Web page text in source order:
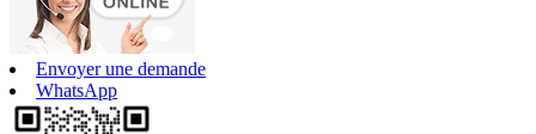
Envoyer une demande
WhatsApp